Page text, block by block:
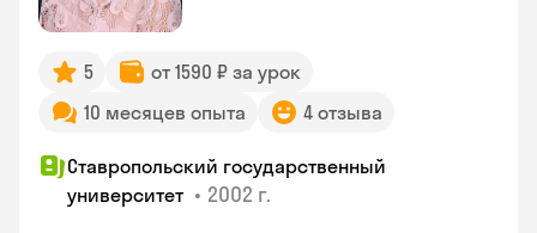
5
от 1590 ₽ за урок
10 месяцев опыта
4 отзыва
Ставропольский государственный
университет • 2002 г.